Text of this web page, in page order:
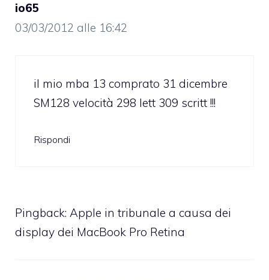
io65
03/03/2012 alle 16:42
il mio mba 13 comprato 31 dicembre
SM128 velocità 298 lett 309 scritt !!!
Rispondi
Pingback: Apple in tribunale a causa dei
display dei MacBook Pro Retina